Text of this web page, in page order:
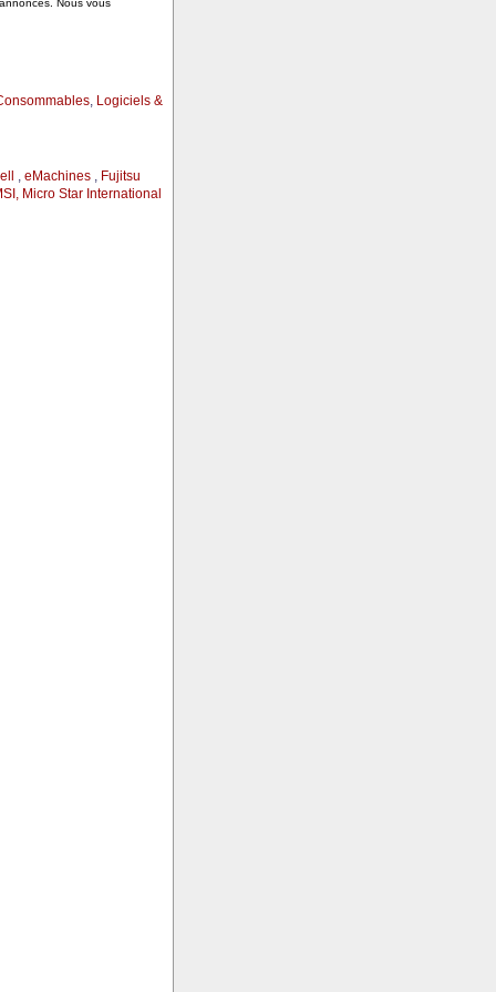
Nous vous
, Logiciels &
, eMachines , Fujitsu
Micro Star International